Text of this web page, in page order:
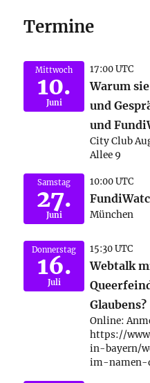
Termine
Mittwoch
10.
Juni
17:00 UTC
Warum
und
und
City Club
Allee 9
Samstag
27.
Juni
10:00 UTC
München
Donnerstag
16.
Juli
15:30 UTC
Webtalk
Glaubens?
Online:
https://
in-bayern/
im-namen-